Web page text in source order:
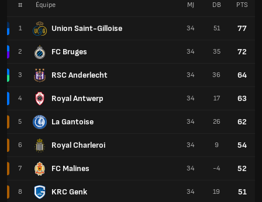
# Équipe
1 Union Saint-Gilloise
2 FC Bruges
3 RSC Anderlecht
4 Royal Antwerp
5 La Gantoise
6 Royal Charleroi
7 FC Malines
8 KRC Genk
MJ DB PTS
34 51 77
34 35 72
34 36 64
34 17 63
34 26 62
34 9 54
34 -4 52
34 19 51